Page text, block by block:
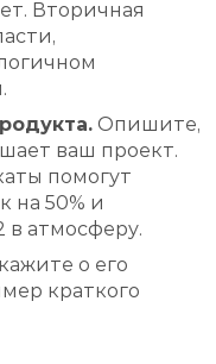
Вторичная
Опишите,
ваш проект.
помогут
на 50% и
атмосферу.
о его
краткого